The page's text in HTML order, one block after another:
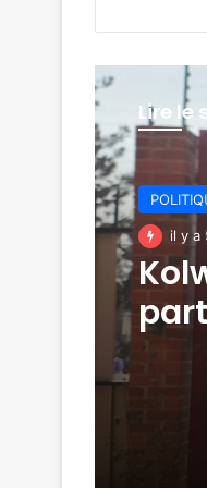
Lire le
il y a